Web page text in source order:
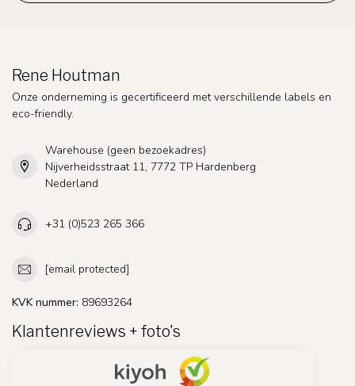
Rene Houtman
Onze onderneming is gecertificeerd met verschillende labels en
eco-friendly.
Warehouse (geen bezoekadres)
Nijverheidsstraat 11, 7772 TP Hardenberg
Nederland
+31 (0)523 265 366
[email protected]
KVK nummer: 89693264
Klantenreviews + foto's